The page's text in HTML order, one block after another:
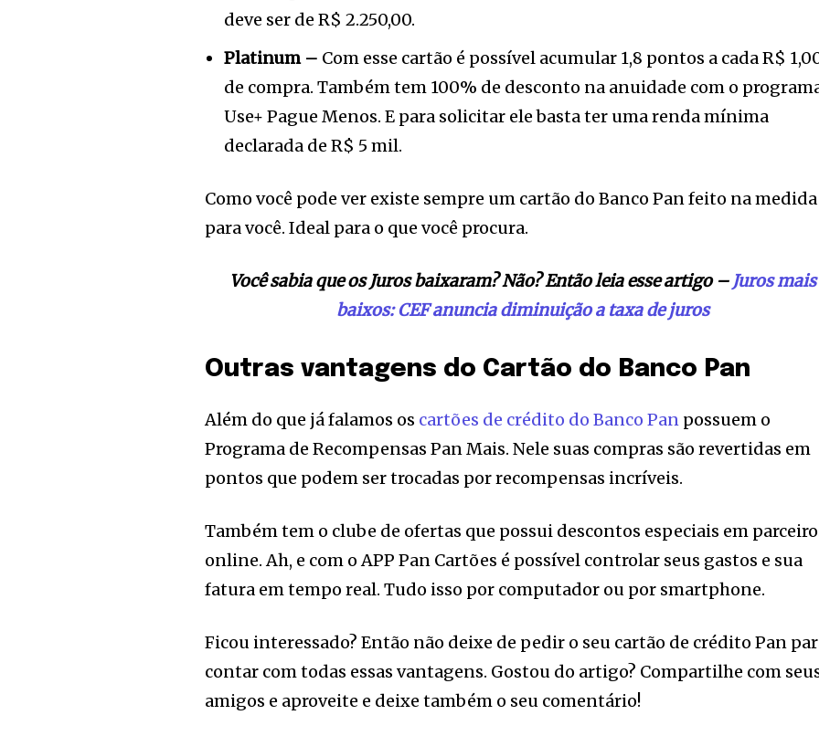
deve ser de R$ 2.250,00.
Platinum – Com esse cartão é possível acumular 1,8 pontos a cada R$
de compra. Também tem 100% de desconto na anuidade com o
Use+ Pague Menos. E para solicitar ele basta ter uma renda mínima
declarada de R$ 5 mil.
Como você pode ver existe sempre um cartão do Banco Pan feito na medida
para você. Ideal para o que você procura.
Você sabia que os Juros baixaram? Não? Então leia esse artigo – Juros mais
baixos: CEF anuncia diminuição a taxa de juros
Outras vantagens do Cartão do Banco Pan
Além do que já falamos os cartões de crédito do Banco Pan possuem o
Programa de Recompensas Pan Mais. Nele suas compras são revertidas em
pontos que podem ser trocadas por recompensas incríveis.
Também tem o clube de ofertas que possui descontos especiais em
online. Ah, e com o APP Pan Cartões é possível controlar seus gastos e sua
fatura em tempo real. Tudo isso por computador ou por smartphone.
Ficou interessado? Então não deixe de pedir o seu cartão de crédito Pan
contar com todas essas vantagens. Gostou do artigo? Compartilhe com
amigos e aproveite e deixe também o seu comentário!